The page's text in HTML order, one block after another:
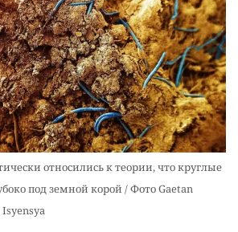
относились к теории, что круглые
под земной корой / Фото Gaetan